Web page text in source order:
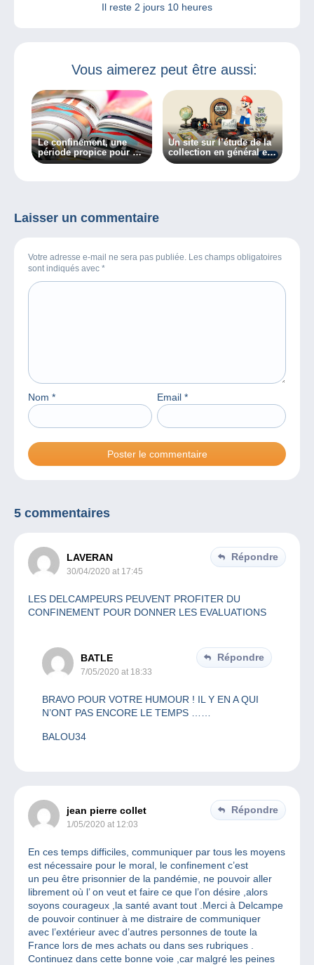
Il reste 2 jours 10 heures
Vous aimerez peut être aussi:
Le confinement, une
période propice pour se
renseigner.
Un site sur l’étude de la
collection en général et
des collectionneurs en
Laisser un commentaire
Votre adresse e-mail ne sera pas publiée. Les champs obligatoires
sont indiqués avec *
Nom * Email *
5 commentaires
LAVERAN
30/04/2020 at 17:45
Répondre
LES DELCAMPEURS PEUVENT PROFITER DU
CONFINEMENT POUR DONNER LES EVALUATIONS
BATLE
7/05/2020 at 18:33
Répondre
BRAVO POUR VOTRE HUMOUR ! IL Y EN A QUI
N’ONT PAS ENCORE LE TEMPS ……
BALOU34
jean pierre collet
1/05/2020 at 12:03
Répondre
En ces temps difficiles, communiquer par tous les moyens
est nécessaire pour le moral, le confinement c’est
un peu être prisonnier de la pandémie, ne pouvoir aller
librement où l’ on veut et faire ce que l’on désire ,alors
soyons courageux ,la santé avant tout .Merci à Delcampe
de pouvoir continuer à me distraire de communiquer
avec l’extérieur avec d’autres personnes de toute la
France lors de mes achats ou dans ses rubriques .
Continuez dans cette bonne voie ,car malgré les peines